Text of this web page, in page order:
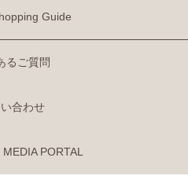
Guide
るご質問
合わせ
PORTAL